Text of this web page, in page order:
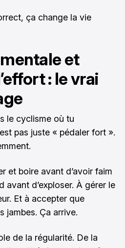
ça change la vie
et
: le vrai
le cyclisme où tu
pas juste « pédaler fort ».
et boire avant d’avoir faim
avant d’exploser. À gérer le
Et à accepter que
jambes. Ça arrive.
de la régularité. De la